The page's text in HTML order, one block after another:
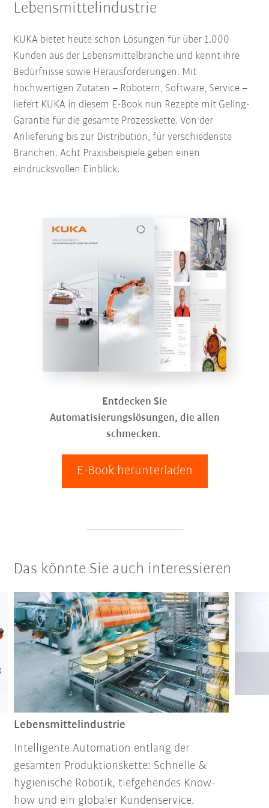
Lebensmittelindustrie
KUKA bietet heute schon Lösungen für über 1.000
Kunden aus der Lebensmittelbranche und kennt ihre
Bedürfnisse sowie Herausforderungen. Mit
hochwertigen Zutaten – Robotern, Software, Service –
liefert KUKA in diesem E-Book nun Rezepte mit Geling-
Garantie für die gesamte Prozesskette. Von der
Anlieferung bis zur Distribution, für verschiedenste
Branchen. Acht Praxisbeispiele geben einen
eindrucksvollen Einblick.
Entdecken Sie
Automatisierungslösungen, die allen
schmecken.
E-Book herunterladen
Das könnte Sie auch interessieren
Lebensmittelindustrie
Intelligente Automation entlang der
gesamten Produktionskette: Schnelle &
hygienische Robotik, tiefgehendes Know-
how und ein globaler Kundenservice.